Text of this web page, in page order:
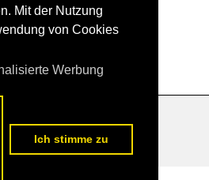
|Impressum|Kontakt
Mit der Nutzung
von Cookies
Werbung
Ich stimme zu